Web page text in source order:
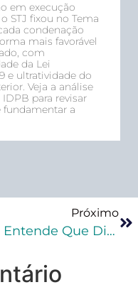
em execução
STJ fixou no Tema
condenação
mais favorável
com
da Lei
e ultratividade do
Veja a análise
para revisar
fundamentar a
Próximo
STJ Entende Que Dias Remidos Devem Ser Considerados Como Pena Efetivamente Cumprida